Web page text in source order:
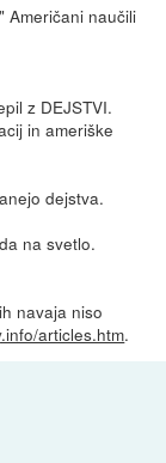
Američani naučili
z DEJSTVI.
in ameriške
dejstva.
na svetlo.
navaja niso
articles.htm.